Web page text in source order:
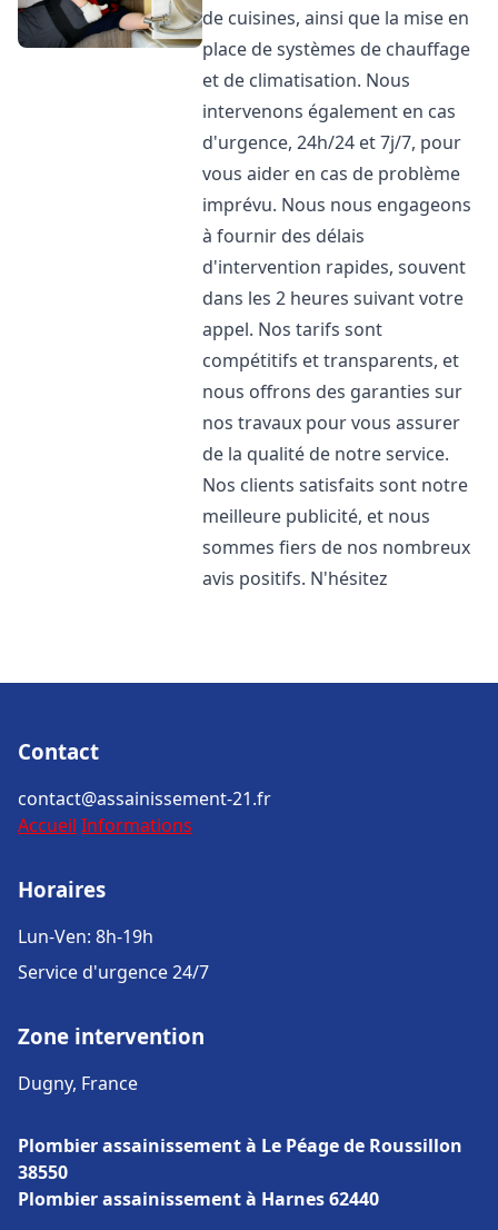
de cuisines, ainsi que la mise en
place de systèmes de chauffage
et de climatisation. Nous
intervenons également en cas
d'urgence, 24h/24 et 7j/7, pour
vous aider en cas de problème
imprévu. Nous nous engageons
à fournir des délais
d'intervention rapides, souvent
dans les 2 heures suivant votre
appel. Nos tarifs sont
compétitifs et transparents, et
nous offrons des garanties sur
nos travaux pour vous assurer
de la qualité de notre service.
Nos clients satisfaits sont notre
meilleure publicité, et nous
sommes fiers de nos nombreux
avis positifs. N'hésitez
Contact
contact@assainissement-21.fr
Accueil Informations
Horaires
Lun-Ven: 8h-19h
Service d'urgence 24/7
Zone intervention
Dugny, France
Plombier assainissement à Le Péage de Roussillon
38550
Plombier assainissement à Harnes 62440